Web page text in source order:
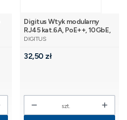
Digitus Wtyk modularny
RJ45 kat.6A, PoE++, 10GbE,
STP, ekranowany,
metalowy, AWG 22-27,
PRODUCENT
DIGITUS
Cena
32,50 zł
szt.